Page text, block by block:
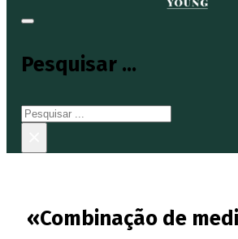
Pesquisar ...
Pesquisar
«Combinação de